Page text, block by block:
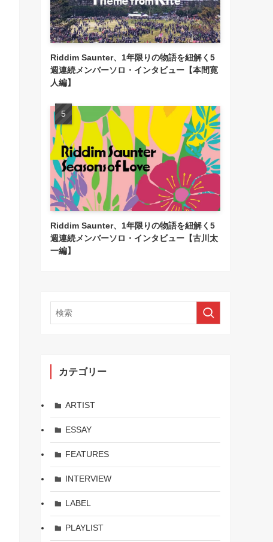
Riddim Saunter、1年限りの物語を紐解く5
週連続メンバーソロ・インタビュー【本間寛
人編】
Riddim Saunter、1年限りの物語を紐解く5
週連続メンバーソロ・インタビュー【古川太
一編】
カテゴリー
ARTIST
ESSAY
FEATURES
INTERVIEW
LABEL
PLAYLIST